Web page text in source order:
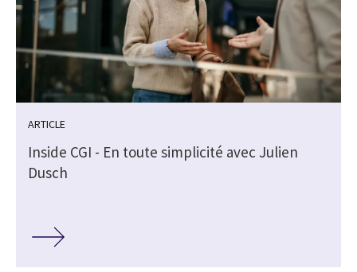
ARTICLE
Inside CGI - En toute simplicité avec Julien
Dusch